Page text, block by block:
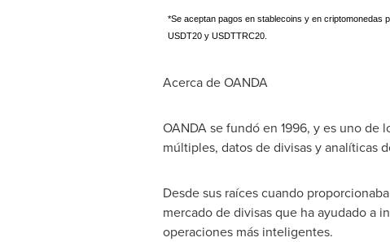
*Se aceptan pagos en stablecoins y en criptomonedas
USDT20 y USDTTRC20.
Acerca de OANDA
OANDA se fundó en 1996, y es uno
múltiples, datos de divisas y analíticas
Desde sus raíces cuando
mercado de divisas que ha ayudado a
operaciones más inteligentes.